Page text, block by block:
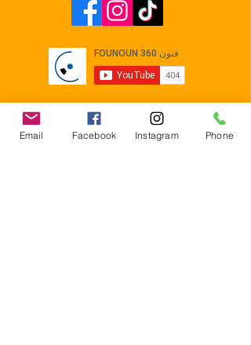
Email Facebook Instagram Phone